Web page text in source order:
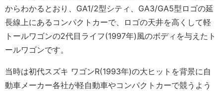
からわかるとおり、GA1/2型シティ、GA3/GA5型ロゴの延
長線上にあるコンパクトカーで、ロゴの天井を高くして軽
トールワゴンの2代目ライフ(1997年)風のボディを与えたト
ールワゴンです。
当時は初代スズキ ワゴンR(1993年)の大ヒットを背景に自
動車メーカー各社が軽自動車やコンパクトカーで競うよう